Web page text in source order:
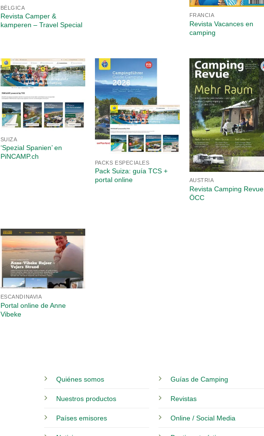
BÉLGICA
Revista Camper &
kamperen – Travel Special
FRANCIA
Revista Vacances en
camping
SUIZA
‘Spezial Spanien’ en
PiNCAMP.ch
PACKS ESPECIALES
Pack Suiza: guía TCS +
portal online
AUSTRIA
Revista Camping Revue
ÖCC
ESCANDINAVIA
Portal online de Anne
Vibeke
Quiénes somos
Nuestros productos
Países emisores
Guías de Camping
Revistas
Online / Social Media